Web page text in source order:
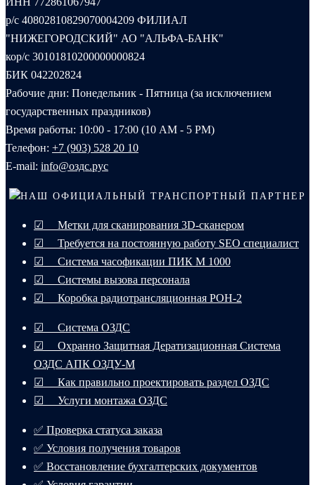
р/с 40802810829070004209 ФИЛИАЛ
"НИЖЕГОРОДСКИЙ" АО "АЛЬФА-БАНК"
кор/с 30101810200000000824
БИК 042202824
Рабочие дни: Понедельник - Пятница (за исключением
государственных праздников)
Время работы: 10:00 - 17:00 (10 AM - 5 PM)
Телефон: +7 (903) 528 20 10‬
E-mail: info@оздс.рус
НАШ ОФИЦИАЛЬНЫЙ ТРАНСПОРТНЫЙ ПАРТНЕР
☑ Метки для сканирования 3D-сканером
☑ Требуется на постоянную работу SEO специалист
☑ Система часофикации ПИК М 1000
☑ Системы вызова персонала
☑ Коробка радиотрансляционная РОН-2
☑ Система ОЗДС
☑ Охранно Защитная Дератизационная Система
ОЗДС АПК ОЗДУ-М
☑ Как правильно проектировать раздел ОЗДС
☑ Услуги монтажа ОЗДС
✅ Проверка статуса заказа
✅ Условия получения товаров
✅ Восстановление бухгалтерских документов